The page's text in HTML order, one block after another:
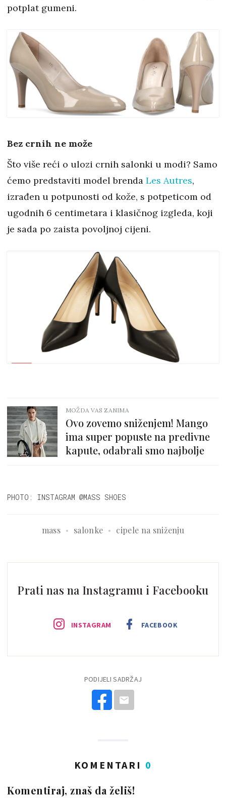
potplat gumeni.
Bez crnih ne može
Što više reći o ulozi crnih salonki u modi? Samo
ćemo predstaviti model brenda Les Autres,
izrađen u potpunosti od kože, s potpeticom od
ugodnih 6 centimetara i klasičnog izgleda, koji
je sada po zaista povoljnoj cijeni.
MOŽDA VAS ZANIMA
Ovo zovemo sniženjem! Mango
ima super popuste na predivne
kapute, odabrali smo najbolje
PHOTO: INSTAGRAM @MASS SHOES
mass salonke cipele na sniženju
Prati nas na Instagramu i Facebooku
INSTAGRAM FACEBOOK
PODIJELI SADRŽAJ
KOMENTARI 0
Komentiraj, znaš da želiš!